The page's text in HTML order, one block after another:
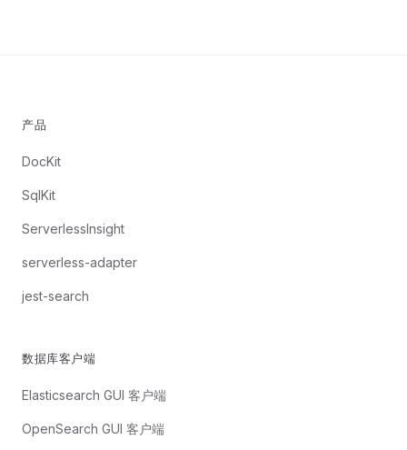
产品
DocKit
SqlKit
ServerlessInsight
serverless-adapter
jest-search
数据库客户端
Elasticsearch GUI 客户端
OpenSearch GUI 客户端